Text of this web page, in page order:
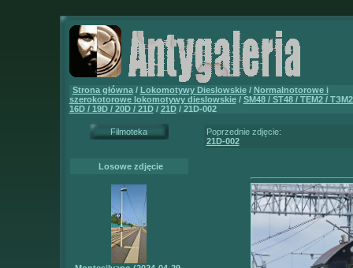
Strona główna/ Lokomotywy Dieslowskie/ Normalnotorowe i
szerokotorowe lokomotywy dieslowskie/ SM48 / ST48 / TEM2 /
16D / 19D / 20D / 21D/ 21D/ 21D-002
Filmoteka
Losowe zdjęcie
Poprzednie zdjęcie:
21D-002